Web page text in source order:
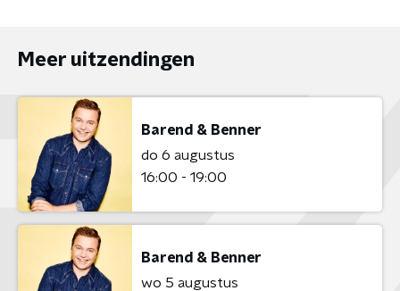
Meer uitzendingen
Barend & Benner
do 6 augustus
16:00 - 19:00
Barend & Benner
wo 5 augustus